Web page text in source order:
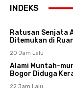
INDEKS
Ratusan Senjata
Ditemukan di
20 Jam Lalu
Alami Muntah-
Bogor Diduga
22 Jam Lalu